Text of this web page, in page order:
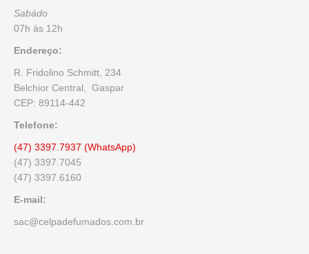
Sabádo
07h às 12h
Endereço:
R. Fridolino Schmitt, 234
Belchior Central, Gaspar
CEP: 89114-442
Telefone:
(47) 3397.7937 (WhatsApp)
(47) 3397.7045
(47) 3397.6160
E-mail:
sac@celpadefumados.com.br